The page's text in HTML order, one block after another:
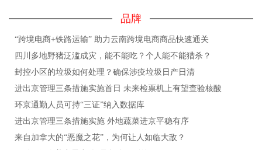
品牌
“跨境电商+铁路运输” 助力云南跨境电商商品快速通关
四川多地野猪泛滥成灾，能不能吃？个人能不能猎杀？
封控小区的垃圾如何处理？确保涉疫垃圾日产日清
进出京管理三条措施实施首日 未来检票机上有望查验核酸
环京通勤人员可持“三证”纳入数据库
进出京管理三条措施实施 外地蔬菜进京平稳有序
来自加拿大的“恶魔之花”，为何让人如临大敌？